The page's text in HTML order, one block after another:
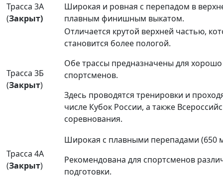
Трасса 3А
(Закрыт)
Широкая и ровная с перепадом в
плавным финишным выкатом.
Трасса 3Б
(Закрыт)
Отличается крутой верхней частью,
становится более пологой.
Обе трассы предназначены для
спортсменов.
Здесь проводятся тренировки и
числе Кубок России, а также
соревнования.
Трасса 4А
(Закрыт)
Широкая с плавными перепадами (650
Рекомендована для спортсменов
подготовки.